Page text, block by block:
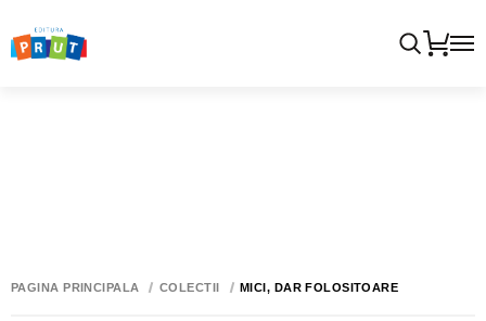
PAGINA PRINCIPALĂ COLECTII MICI, DAR FOLOSITOARE